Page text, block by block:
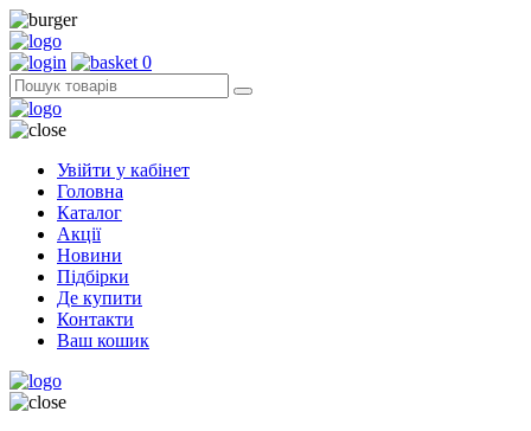
0
Увійти у кабінет
Головна
Каталог
Акції
Новини
Підбірки
Де купити
Контакти
Ваш кошик